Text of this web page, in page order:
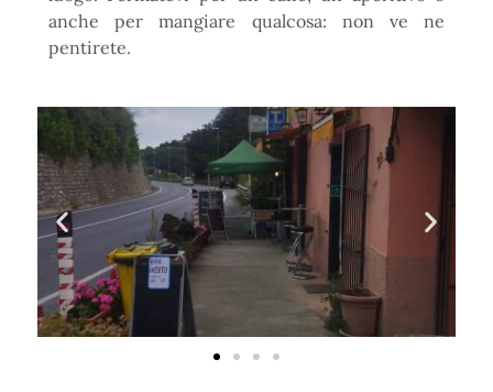
anche per mangiare qualcosa: non ve ne
pentirete.